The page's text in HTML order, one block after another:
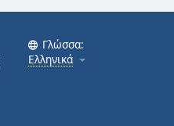
Γλώσσα:
Ελληνικά